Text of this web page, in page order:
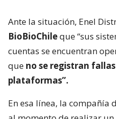
Ante la situación, Enel
BioBioChileque “sus
cuentas se encuentran
que no se registran
plataformas”.
En esa línea, la compañía